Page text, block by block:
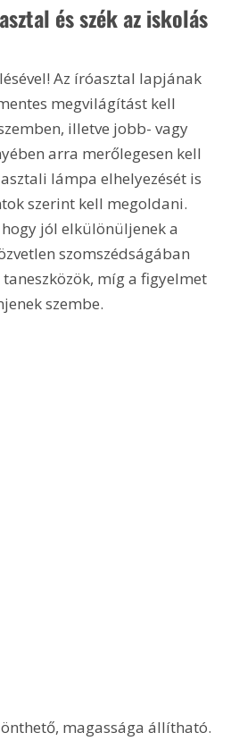
és szék az iskolás
Az íróasztal lapjának
megvilágítást kell
illetve jobb- vagy
arra merőlegesen kell
lámpa elhelyezését is
szerint kell megoldani.
jól elkülönüljenek a
szomszédságában
míg a figyelmet
szembe.
magassága állítható.